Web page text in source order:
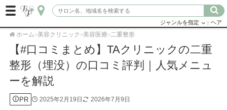
ジャンルを指定 ：ヘア
ホーム>美容クリニック >美容医療>二重整形
【#口コミまとめ】TAクリニックの二重
整形（埋没）の口コミ評判｜人気メニュ
ーを解説
PR 2025年2月19日 2026年7月9日